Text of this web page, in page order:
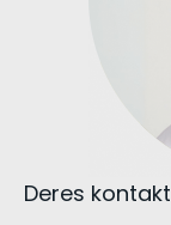
Deres